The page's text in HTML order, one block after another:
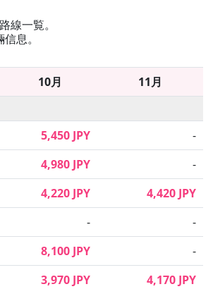
線一覧。
息。
10月
11月
5,450 JPY
-
4,980 JPY
-
4,220 JPY
4,420 JPY
-
-
8,100 JPY
-
3,970 JPY
4,170 JPY